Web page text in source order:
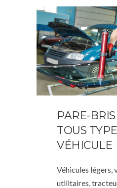
PARE-
TOUS
VÉHICULE
Véhicules légers,
utilitaires,